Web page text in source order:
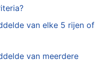
van elke 5 rijen of
van meerdere